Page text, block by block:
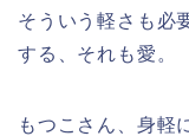
そういう軽さも必
する、それも愛。
もつこさん、身軽